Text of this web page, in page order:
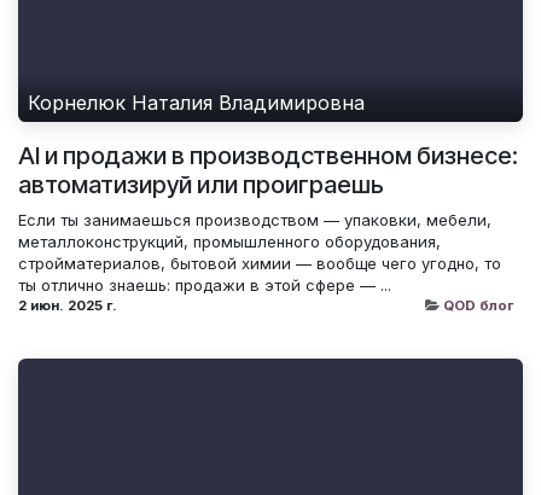
Корнелюк Наталия Владимировна
AI и продажи в производственном бизнесе:
автоматизируй или проиграешь
Если ты занимаешься производством — упаковки, мебели,
металлоконструкций, промышленного оборудования,
стройматериалов, бытовой химии — вообще чего угодно, то
ты отлично знаешь: продажи в этой сфере — ...
2 июн. 2025 г. QOD блог